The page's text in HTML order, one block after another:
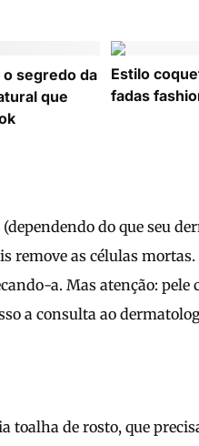
segredo da
que
Estilo
fadas
do que seu
remove as células
a. Mas atenção: pele
a consulta ao
toalha de rosto, que